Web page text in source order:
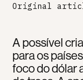
A possível
para os
foco do dólar
Original